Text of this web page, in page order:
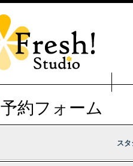
予約フォーム
スタ